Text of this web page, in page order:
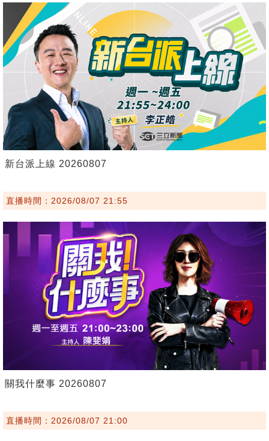
新台派上線 20260807
直播時間：2026/08/07 21:55
關我什麼事 20260807
直播時間：2026/08/07 21:00